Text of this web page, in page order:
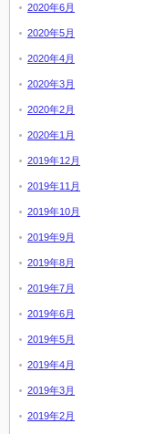
2020年6月
2020年5月
2020年4月
2020年3月
2020年2月
2020年1月
2019年12月
2019年11月
2019年10月
2019年9月
2019年8月
2019年7月
2019年6月
2019年5月
2019年4月
2019年3月
2019年2月